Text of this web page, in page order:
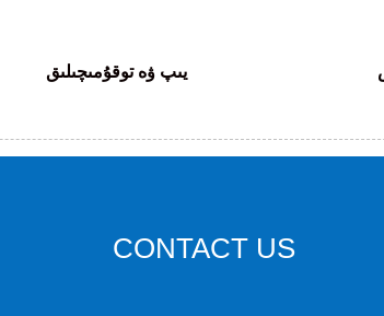
يىپ ۋە توقۇمىچىلىق
CONTACT US